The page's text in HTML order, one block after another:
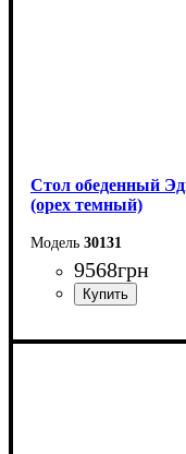
Стол обеденный
(орех темный)
30131
9568грн
Длина - 120 (+40) см